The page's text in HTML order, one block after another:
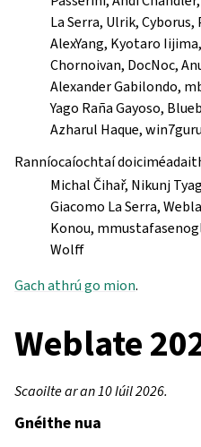
La Serra, Ulrik,
AlexYang, Kyotaro
Chornoivan, DocNoc,
Alexander Gabilondo,
Yago Raña Gayoso,
Azharul Haque,
Ranníocaíochtaí
Michal Čihař, Nikunj
Giacomo La Serra,
Konou,
Wolff
Gach athrú go mion.
Weblate
Scaoilte ar an 10 Iúil 2026.
Gnéithe nua